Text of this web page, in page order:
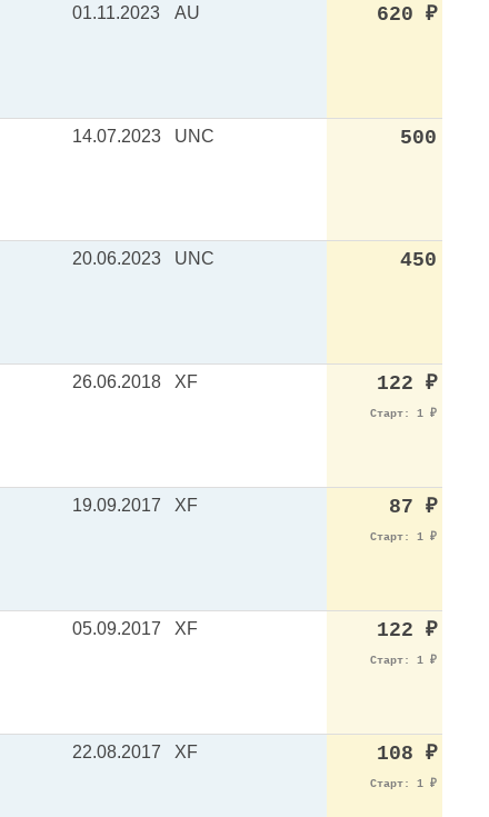
01.11.2023 AU 620 ₽
14.07.2023 UNC 500
20.06.2023 UNC 450
26.06.2018 XF 122 ₽
Старт: 1 ₽
19.09.2017 XF 87 ₽
Старт: 1 ₽
05.09.2017 XF 122 ₽
Старт: 1 ₽
22.08.2017 XF 108 ₽
Старт: 1 ₽